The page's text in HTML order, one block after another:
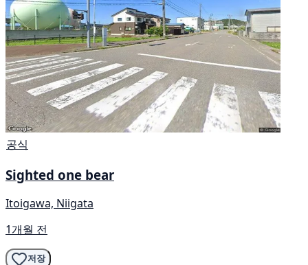
공식
Sighted one bear
Itoigawa, Niigata
1개월 전
저장